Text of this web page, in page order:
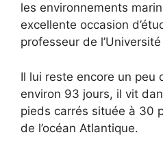
les environnements
excellente occasion
professeur de
Il lui reste encore un peu
environ 93 jours, il vit
pieds carrés située à 30
de l’océan Atlantique.